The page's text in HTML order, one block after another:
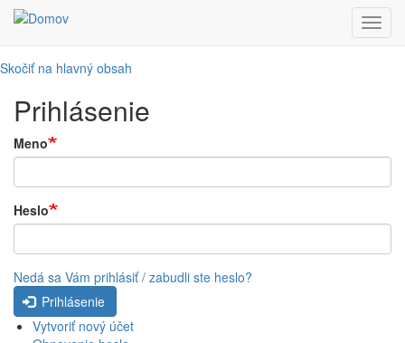
Skočiť na hlavný obsah
Prihlásenie
Meno
Heslo
Nedá sa Vám prihlásiť / zabudli ste heslo?
Prihlásenie
Vytvoriť nový účet